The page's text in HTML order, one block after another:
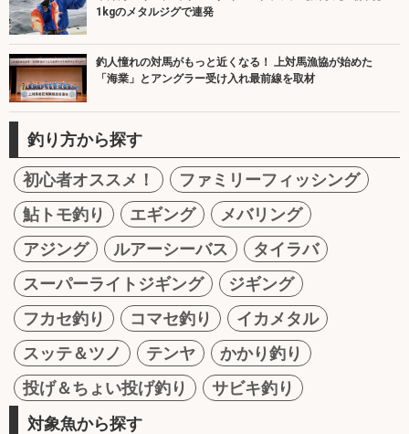
1kgのメタルジグで連発
釣人憧れの対馬がもっと近くなる！ 上対馬漁協が始めた
「海業」とアングラー受け入れ最前線を取材
釣り方から探す
初心者オススメ！
ファミリーフィッシング
鮎トモ釣り
エギング
メバリング
アジング
ルアーシーバス
タイラバ
スーパーライトジギング
ジギング
フカセ釣り
コマセ釣り
イカメタル
スッテ＆ツノ
テンヤ
かかり釣り
投げ＆ちょい投げ釣り
サビキ釣り
対象魚から探す